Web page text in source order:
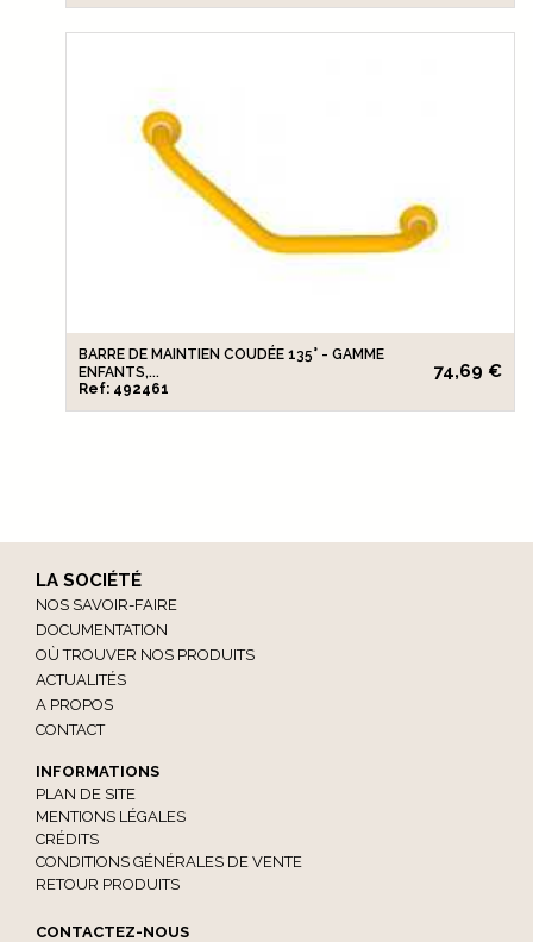
BARRE DE MAINTIEN COUDÉE 135° - GAMME
ENFANTS,...
Ref: 492461
74,69 €
LA SOCIÉTÉ
NOS SAVOIR-FAIRE
DOCUMENTATION
OÙ TROUVER NOS PRODUITS
ACTUALITÉS
A PROPOS
CONTACT
INFORMATIONS
PLAN DE SITE
MENTIONS LÉGALES
CRÉDITS
CONDITIONS GÉNÉRALES DE VENTE
RETOUR PRODUITS
CONTACTEZ-NOUS